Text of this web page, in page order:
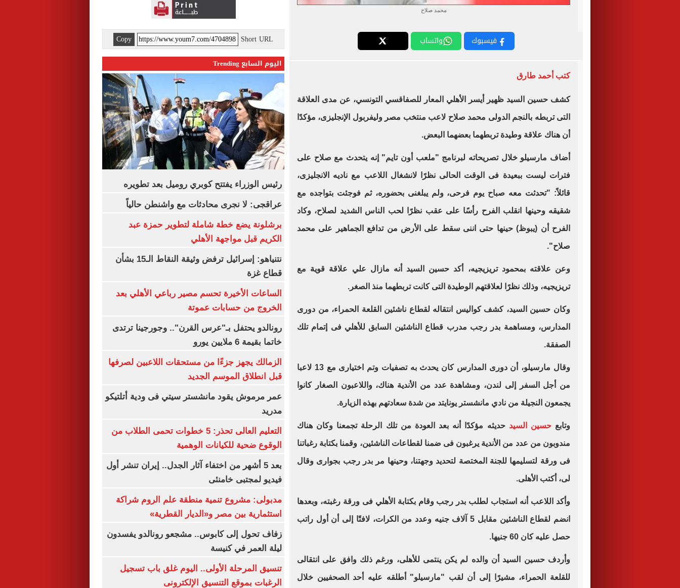
محمد صلاح
فيسبوك واتساب
كتب أحمد طارق
كشف حسين السيد ظهير أيسر الأهلي المعار للصفاقسي التونسي، عن مدى العلاقة
التى تربطه بالنجم الدولى محمد صلاح لاعب منتخب مصر وليفربول الإنجليزى، مؤكدًا
أن هناك علاقة وطيدة تربطهما بعضهما البعض.
أضاف مارسيلو خلال تصريحاته لبرنامج "ملعب أون تايم" إنه يتحدث مع صلاح على
فترات ليست ببعيدة فى الوقت الحالى نظرًا لانشغال اللاعب مع ناديه الانجليزى،
قائلاً: "تحدثت معه صباح يوم فرحى، ولم يبلغنى بحضوره، ثم فوجئت بتواجده مع
شقيقه وحينها انقلب الفرح رأسًا على عقب نظرًا لحب الناس الشديد لصلاح، وكاد
الفرح أن (يبوظ) حينها حتى اننى سقط على الأرض من تدافع الجماهير على محمد
صلاح".
وعن علاقته بمحمود تريزيجيه، أكد حسين السيد أنه مازال علي علاقة قوية مع
تريزيجيه، وذلك نظرًا لعلاقتهم الوطيدة التى كانت تربطهما منذ الصغر.
وكان حسين السيد، كشف كواليس انتقاله لقطاع ناشئين القلعة الحمراء، من دورى
المدارس، ومساهمة بدر رجب مدرب قطاع الناشئين السابق للأهلي فى إتمام تلك
الصفقة.
وقال مارسيلو، أن دورى المدارس كان يحدث به تصفيات وتم اختيارى مع 13 لاعبا
من أجل السفر إلى لندن، ومشاهدة عدد من الأندية هناك، واللاعبون الصغار كانوا
يجمعون النجيلة من نادي مانشستر يونايتد من شدة سعادتهم بهذه الزيارة.
وتابعحسين السيد حديثه مؤكدًا أنه بعد العودة من تلك الرحلة تجمعنا وكان هناك
مندوبون من عدد من الأندية يرغبون فى ضمنا لقطاعات الناشئين، وقمنا بكتابة رغباتنا
فى ورقة لتسليمها للجنة المختصة لتحديد وجهتنا، وحينها مر بدر رجب بجوارى وقال
لى، أكتب الأهلى.
وأكد اللاعب أنه استجاب لطلب بدر رجب وقام بكتابة الأهلي فى ورقة رغبته، وبعدها
انضم لقطاع الناشئين مقابل 5 آلاف جنيه وعدد من الكرات، لافتًا إلى أن أول راتب
حصل عليه كان 60 جنيها.
وأردف حسين السيد أن والده لم يكن ينتمى للأهلى، ورغم ذلك وافق على انتقالى
للقلعة الحمراء، مشيرًا إلى أن لقب "مارسيلو" أطلقه عليه أحد الصحفيين خلال
Short URL
Copy
اليوم السابع Trending
رئيس الوزراء يفتتح كوبري روميل بعد تطويره
عراقجى: لا نجرى محادثات مع واشنطن حالياً
برشلونة يضع خطة شاملة لتطوير حمزة عبد
الكريم قبل مواجهة الأهلي
نتنياهو: إسرائيل ترفض وثيقة النقاط الـ15 بشأن
قطاع غزة
الساعات الأخيرة تحسم مصير رباعي الأهلي بعد
الخروج من حسابات عموتة
رونالدو يحتفل بـ"عرس القرن".. وجورجينا ترتدى
خاتما بقيمة 6 ملايين يورو
الزمالك يجهز جزءًا من مستحقات اللاعبين لصرفها
قبل انطلاق الموسم الجديد
عمر مرموش يقود مانشستر سيتي فى ودية أتلتيكو
مدريد
التعليم العالى تحذر: 5 خطوات تحمى الطلاب من
الوقوع ضحية للكيانات الوهمية
بعد 5 أشهر من اختفاء آثار الجدل.. إيران تنشر أول
فيديو لمجتبى خامنئى
مدبولى: مشروع تنمية منطقة علم الروم شراكة
استثمارية بين مصر و«الديار القطرية»
زفاف تحول إلى كابوس.. مشجعو رونالدو يفسدون
ليلة العمر في كنيسة
تنسيق المرحلة الأولى.. اليوم غلق باب تسجيل
الرغبات بموقع التنسيق الإلكترونى